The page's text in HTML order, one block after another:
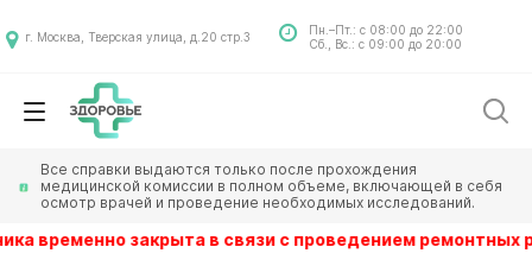
Все справки выдаются только после прохождения
медицинской комиссии в полном объеме, включающей в себя
осмотр врачей и проведение необходимых исследований.
Клиника временно закрыта в связи с проведением
г. Москва, Тверская улица, д.20 стр.3
Пн.–Пт.: с 08:00 до 22:00
Сб., Вс.: с 09:00 до 20:00